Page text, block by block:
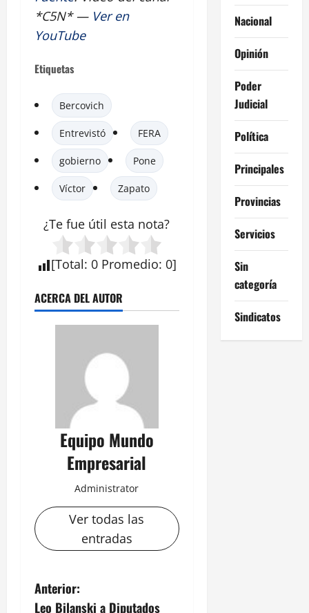
*C5N* — Ver en
YouTube
Etiquetas
Bercovich
Entrevistó FERA
gobierno Pone
Víctor Zapato
¿Te fue útil esta nota?
[Total: 0 Promedio: 0]
ACERCA DEL AUTOR
Equipo Mundo
Empresarial
Administrator
Ver todas las
entradas
N
Anterior:
Leo Bilanski a Diputados
Nacional
Opinión
Poder
Judicial
Política
Principales
Provincias
Servicios
Sin
categoría
Sindicatos